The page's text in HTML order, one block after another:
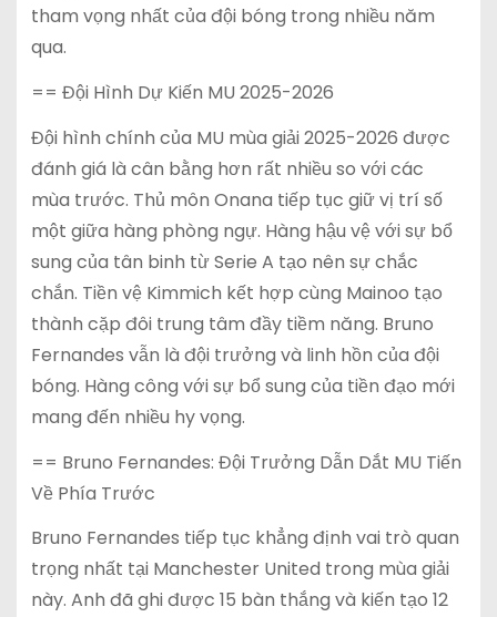
tham vọng nhất của đội bóng trong nhiều năm
qua.
== Đội Hình Dự Kiến MU 2025-2026
Đội hình chính của MU mùa giải 2025-2026 được
đánh giá là cân bằng hơn rất nhiều so với các
mùa trước. Thủ môn Onana tiếp tục giữ vị trí số
một giữa hàng phòng ngự. Hàng hậu vệ với sự bổ
sung của tân binh từ Serie A tạo nên sự chắc
chắn. Tiền vệ Kimmich kết hợp cùng Mainoo tạo
thành cặp đôi trung tâm đầy tiềm năng. Bruno
Fernandes vẫn là đội trưởng và linh hồn của đội
bóng. Hàng công với sự bổ sung của tiền đạo mới
mang đến nhiều hy vọng.
== Bruno Fernandes: Đội Trưởng Dẫn Dắt MU Tiến
Về Phía Trước
Bruno Fernandes tiếp tục khẳng định vai trò quan
trọng nhất tại Manchester United trong mùa giải
này. Anh đã ghi được 15 bàn thắng và kiến tạo 12